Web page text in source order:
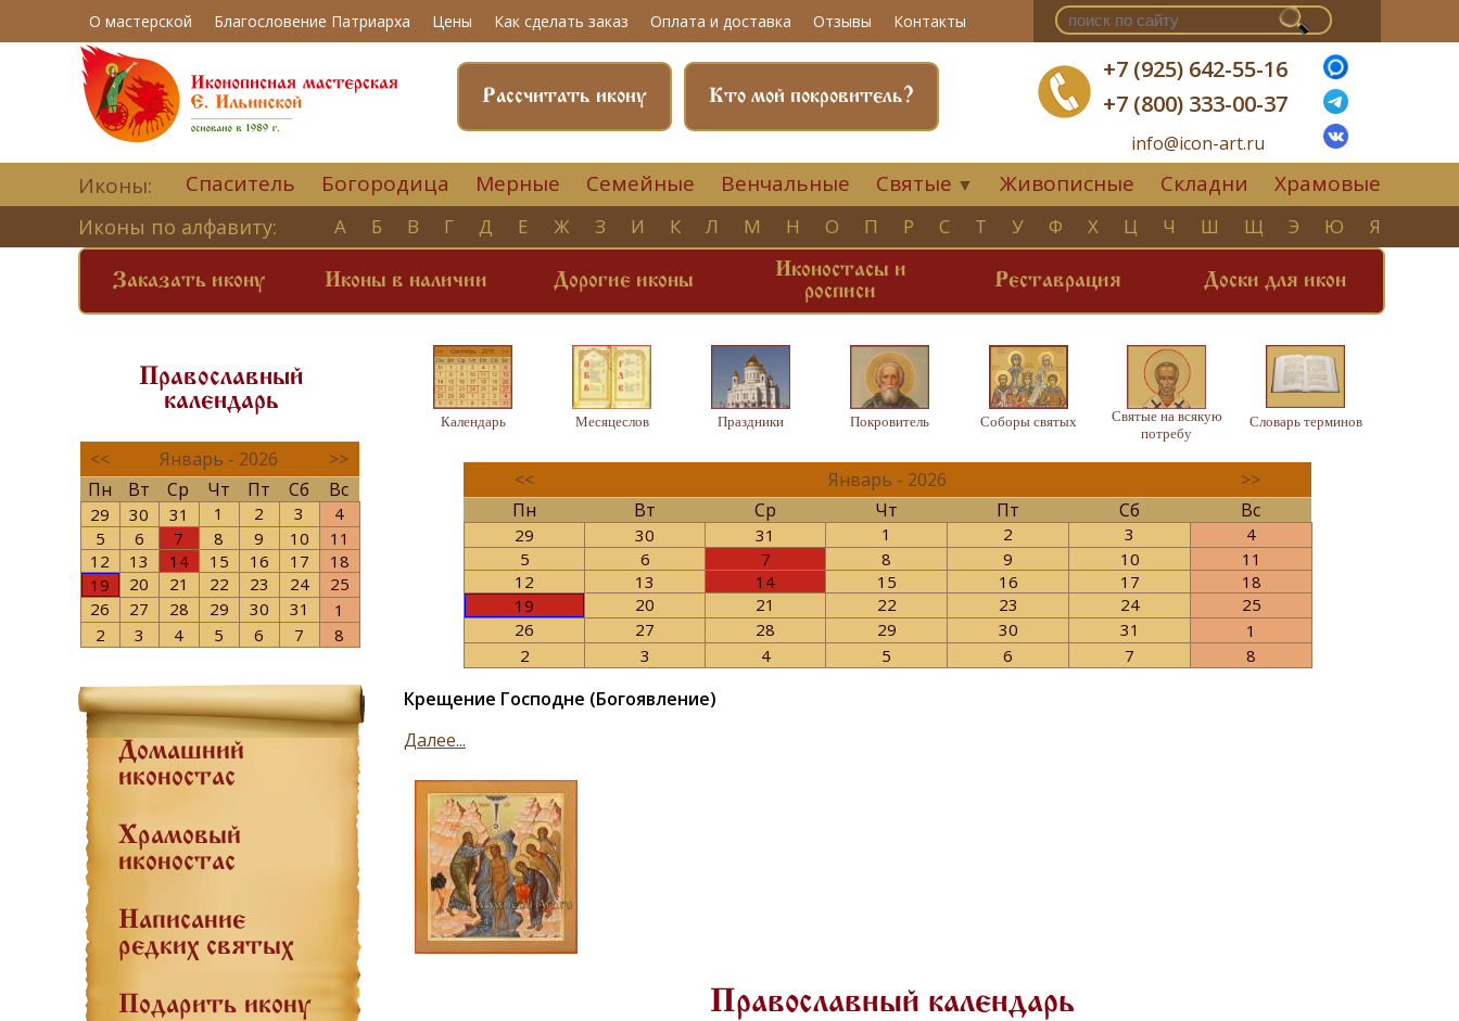
О мастерской Благословение Патриарха Цены Как сделать заказ Оплата и доставка Отзывы Контакты
+7 (925) 642-55-16
+7 (800) 333-00-37
info@icon-art.ru
Кто мой покровитель?
Рассчитать икону
Иконы: Спаситель Богородица Мерные Семейные Венчальные Святые ▼ Живописные Складни Храмовые
Иконы по алфавиту: А Б В Г Д Е Ж З И К Л М Н О П Р С Т У Ф Х Ц Ч Ш Щ Э Ю Я
Заказать икону Иконы в наличии Дорогие иконы
Иконостасы и
росписи
Реставрация Доски для икон
Православный
календарь
<< Январь - 2026
>>
Пн
Вт Ср Чт Пт Сб Вс
29 30 31 1 2 3
4
5
6 7 8 9 10
11
12
13 14 15 16 17
18
19
20 21 22 23 24
25
26
27 28 29 30 31
1
2
3 4 5 6 7 8
Домашний
иконостас
Храмовый
иконостас
Написание
редких святых
Подарить икону
Календарь Месяцеслов Праздники Покровитель Соборы святых
Святые на всякую
потребу
Словарь терминов
<< Январь - 2026
>>
Пн
Вт Ср Чт Пт Сб Вс
29 30 31 1 2 3
4
5
6 7 8 9 10
11
12
13 14 15 16 17
18
19
20 21 22 23 24
25
26
27 28 29 30 31
1
2
3 4 5 6 7 8
Крещение Господне (Богоявление)
Далее...
Православный календарь